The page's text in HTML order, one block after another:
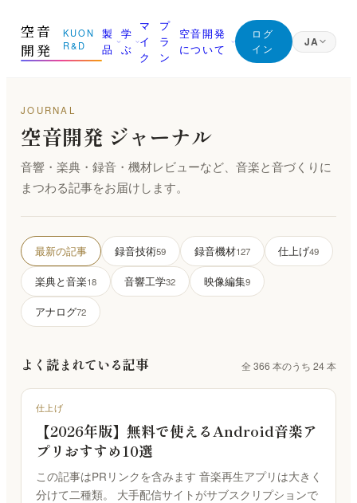
空音
開発
KUON
R&D
製
品
01 測る
部屋を知る｜ROOM CAPTURE・KUON STAGE・
KUON FIELD
02 録る
その日を捉える｜P-86S・KUON DAW・KUON
03 整える
最良の一本にする｜MONTAGE・MAXIMIZER・
ANALYZER・INTONATION
04 残す
未来へ届ける｜Vault・DDP PLAYER・ARTWORK・
Collaborate
すべての製品
KUON AI
音楽家のための AI｜楽典・和声・音響学に答える
KUON NOTE
楽譜が貼れるノート｜五線譜・レッスン録音・マイ
ンドマップ
学
ぶ
ジャーナル (すべての記事)
空音開発が持っている知識は、すべてここに。無料
です
最新の記事
新着と、書き直した記事を新しい順に
マイクの立て方と楽器別の録り方
部屋と音響
残響・反射・測定・ルームアコースティック
録音機材
仕上げ
編集・マスタリング・DAW・自動化
楽典・和声・楽器・演奏・音楽史
音響工学
測定・解析・電子回路
マ
イ
ク
プ
ラ
ン
空音開発
について
なぜ空音開発を作るのか
創業者
朝比奈幸太郎
した技術
KUON の仕組み
ブラウザで完結する設計と、データの扱い
みなさんの声
お問い合わせ
ご質問・ご相談はこちらから
ログ
イン
JA
German
JOURNAL
空音開発 ジャーナル
音響・楽典・録音・機材レビューなど、音楽と音づくりに
まつわる記事をお届けします。
最新の記事 録音技術59 録音機材127 仕上げ49
楽典と音楽18 音響工学32 映像編集9
アナログ72
よく読まれている記事 全 366 本のうち 24 本
仕上げ
【2026年版】無料で使えるAndroid音楽ア
プリおすすめ10選
この記事はPRリンクを含みます 音楽再生アプリは大きく
分けて二種類。 大手配信サイトがサブスクリプションで